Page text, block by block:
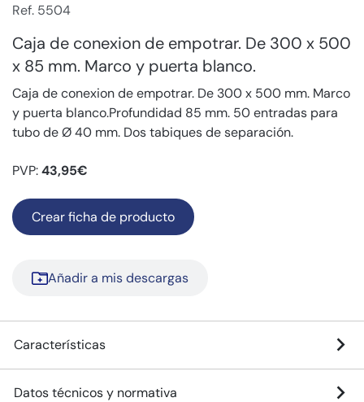
Ref. 5504
Caja de conexion de empotrar. De 300 x 500
x 85 mm. Marco y puerta blanco.
Caja de conexion de empotrar. De 300 x 500 mm. Marco
y puerta blanco.Profundidad 85 mm. 50 entradas para
tubo de Ø 40 mm. Dos tabiques de separación.
PVP:43,95€
Crear ficha de producto
Añadir a mis descargas
Características
Datos técnicos y normativa